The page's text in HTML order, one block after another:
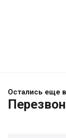
Остались еще